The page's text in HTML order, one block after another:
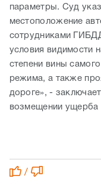
параметры. Суд
местоположение
сотрудниками
условия видимости
степени вины
режима, а также
дороге», -
возмещении ущерба
/